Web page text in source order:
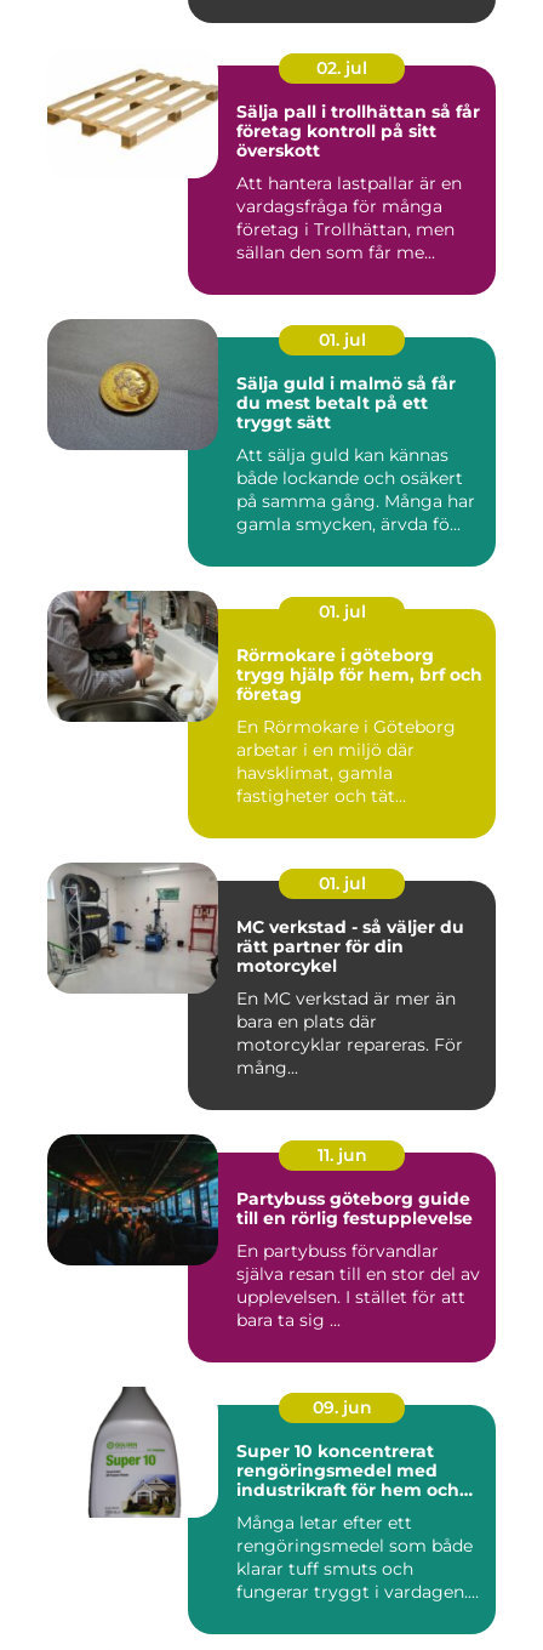
02. jul
Sälja pall i trollhättan så får
företag kontroll på sitt
överskott
Att hantera lastpallar är en
vardagsfråga för många
företag i Trollhättan, men
sällan den som får me...
01. jul
Sälja guld i malmö så får
du mest betalt på ett
tryggt sätt
Att sälja guld kan kännas
både lockande och osäkert
på samma gång. Många har
gamla smycken, ärvda fö...
01. jul
Rörmokare i göteborg
trygg hjälp för hem, brf och
företag
En Rörmokare i Göteborg
arbetar i en miljö där
havsklimat, gamla
fastigheter och tät
01. jul
MC verkstad - så väljer du
rätt partner för din
motorcykel
En MC verkstad är mer än
bara en plats där
motorcyklar repareras. För
mång...
11. jun
Partybuss göteborg guide
till en rörlig festupplevelse
En partybuss förvandlar
själva resan till en stor del av
upplevelsen. I stället för att
bara ta sig ...
09. jun
Super 10 koncentrerat
rengöringsmedel med
industrikraft för hem och
Många letar efter ett
rengöringsmedel som både
klarar tuff smuts och
fungerar tryggt i vardagen.